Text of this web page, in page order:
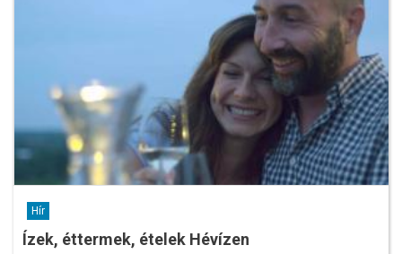
Hír
Ízek, éttermek, ételek Hévízen